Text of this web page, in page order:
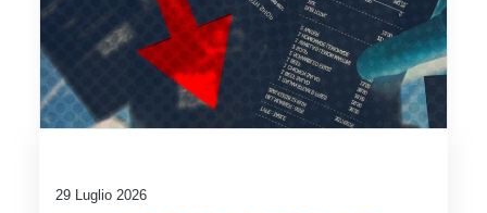
29 Luglio 2026